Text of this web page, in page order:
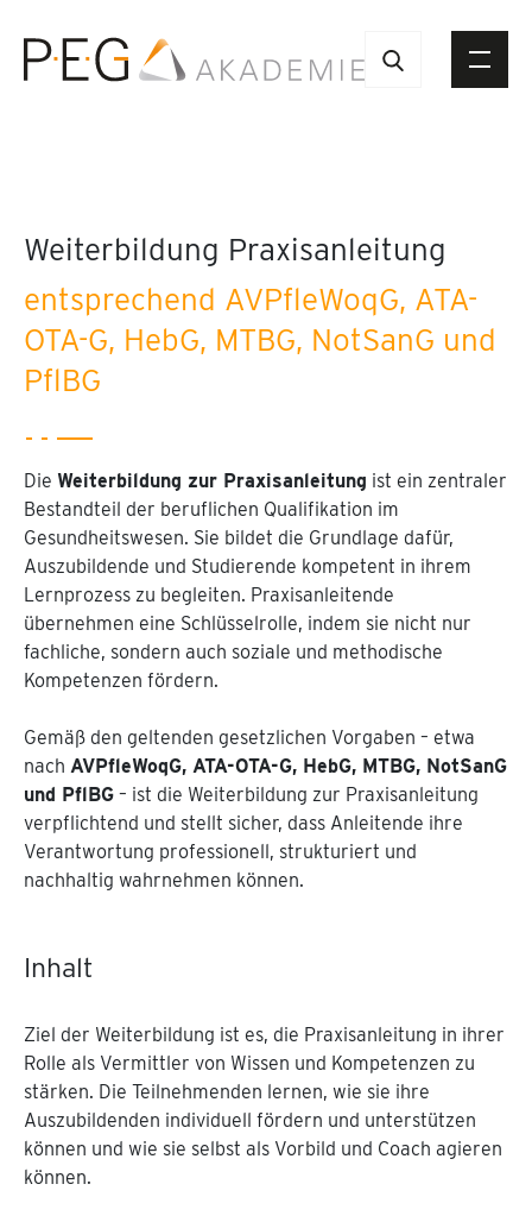
Weiterbildung Praxisanleitung
entsprechend AVPfleWoqG, ATA-
OTA-G, HebG, MTBG, NotSanG und
PflBG
Die Weiterbildung zur Praxisanleitung ist ein zentraler
Bestandteil der beruflichen Qualifikation im
Gesundheitswesen. Sie bildet die Grundlage dafür,
Auszubildende und Studierende kompetent in ihrem
Lernprozess zu begleiten. Praxisanleitende
übernehmen eine Schlüsselrolle, indem sie nicht nur
fachliche, sondern auch soziale und methodische
Kompetenzen fördern.
Gemäß den geltenden gesetzlichen Vorgaben – etwa
nach AVPfleWoqG, ATA-OTA-G, HebG, MTBG, NotSanG
und PflBG – ist die Weiterbildung zur Praxisanleitung
verpflichtend und stellt sicher, dass Anleitende ihre
Verantwortung professionell, strukturiert und
nachhaltig wahrnehmen können.
Inhalt
Ziel der Weiterbildung ist es, die Praxisanleitung in ihrer
Rolle als Vermittler von Wissen und Kompetenzen zu
stärken. Die Teilnehmenden lernen, wie sie ihre
Auszubildenden individuell fördern und unterstützen
können und wie sie selbst als Vorbild und Coach agieren
können.